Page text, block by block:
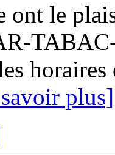
ont le
plus]